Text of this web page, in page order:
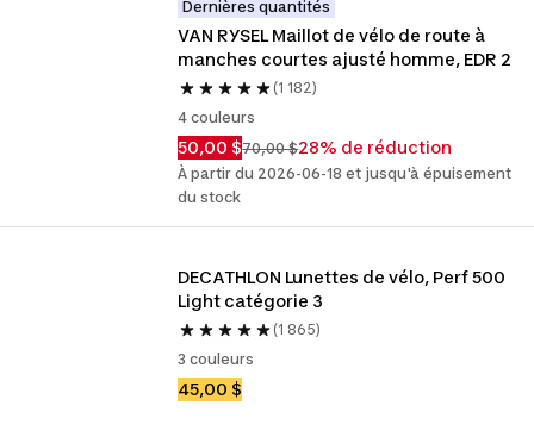
Dernières quantités
VAN RYSEL Maillot de vélo de route à
manches courtes ajusté homme, EDR 2
(1 182)
4 couleurs
50,00 $70,00 $28% de réduction
À partir du 2026-06-18 et jusqu'à épuisement
du stock
DECATHLON Lunettes de vélo, Perf 500
Light catégorie 3
(1 865)
3 couleurs
45,00 $